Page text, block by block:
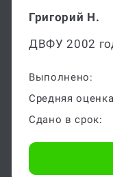
Григорий Н.
ДВФУ 2002
Выполнено:
Средняя
Сдано в срок: